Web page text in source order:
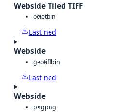
Webside Tiled TIFF
octetbin
Last ned
Webside
geotiffbin
Last ned
Webside
pngpng